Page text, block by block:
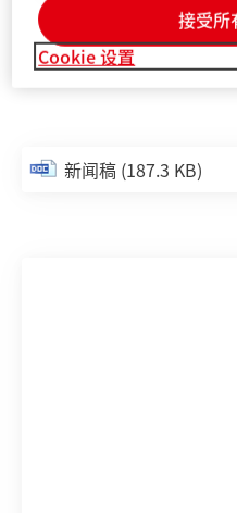
本文件仅供参考，并不构
要约或购买要约。
新闻稿 (187.3 KB)
Cookie 设置
接受所